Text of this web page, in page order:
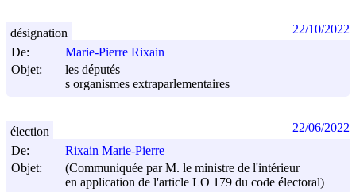
De:
Marie-Pierre Rixain
Objet:
les députés
s organismes extraparlementaires
désignation 22/10/2022
De:
Rixain Marie-Pierre
Objet:
(Communiquée par M. le ministre de l'intérieur
en application de l'article LO 179 du code électoral)
élection 22/06/2022